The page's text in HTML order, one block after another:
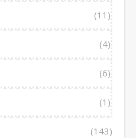
(11)
(4)
(6)
(1)
(143)